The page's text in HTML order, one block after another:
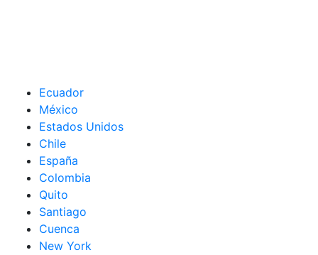
Ecuador
México
Estados Unidos
Chile
España
Colombia
Quito
Santiago
Cuenca
New York